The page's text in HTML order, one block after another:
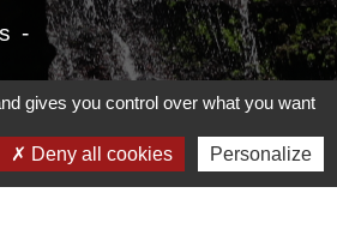
-
- Accessibilité -
Gestion des cookies
gives you control over what you want
Deny all cookies Personalize